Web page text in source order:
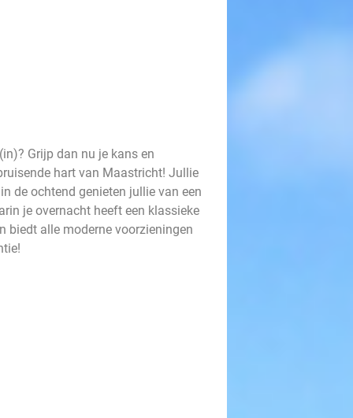
Grijp dan nu je kans en
hart van Maastricht! Jullie
de ochtend genieten jullie van een
je overnacht heeft een klassieke
biedt alle moderne voorzieningen